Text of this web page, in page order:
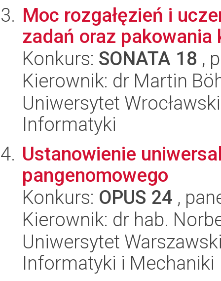
Moc rozgałęzień i
zadań oraz pakowania
Konkurs: SONATA 18 ,
Kierownik: dr Martin
Uniwersytet
Informatyki
Ustanowienie
pangenomowego
Konkurs: OPUS 24 ,
Kierownik: dr hab.
Uniwersytet
Informatyki i Mechaniki